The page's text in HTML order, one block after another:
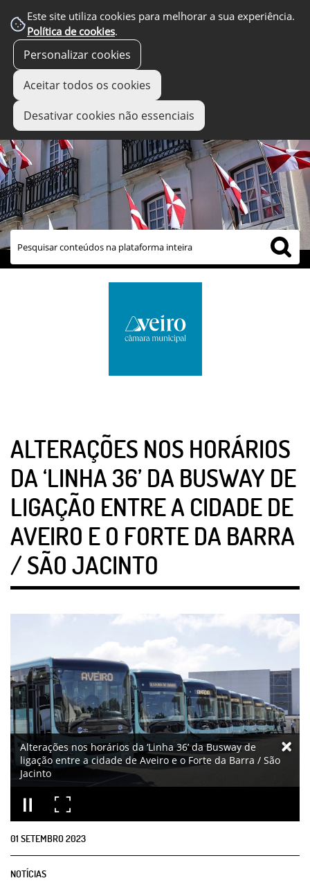
Este site utiliza cookies para melhorar a sua experiência.
Política de cookies.
Personalizar cookies
Aceitar todos os cookies
Desativar cookies não essenciais
links úteis
ALTERAÇÕES NOS HORÁRIOS
DA ‘LINHA 36’ DA BUSWAY DE
LIGAÇÃO ENTRE A CIDADE DE
AVEIRO E O FORTE DA BARRA
/ SÃO JACINTO
Alterações nos horários da ‘Linha 36’ da Busway de
ligação entre a cidade de Aveiro e o Forte da Barra / São
Jacinto
01 SETEMBRO2023
NOTÍCIAS